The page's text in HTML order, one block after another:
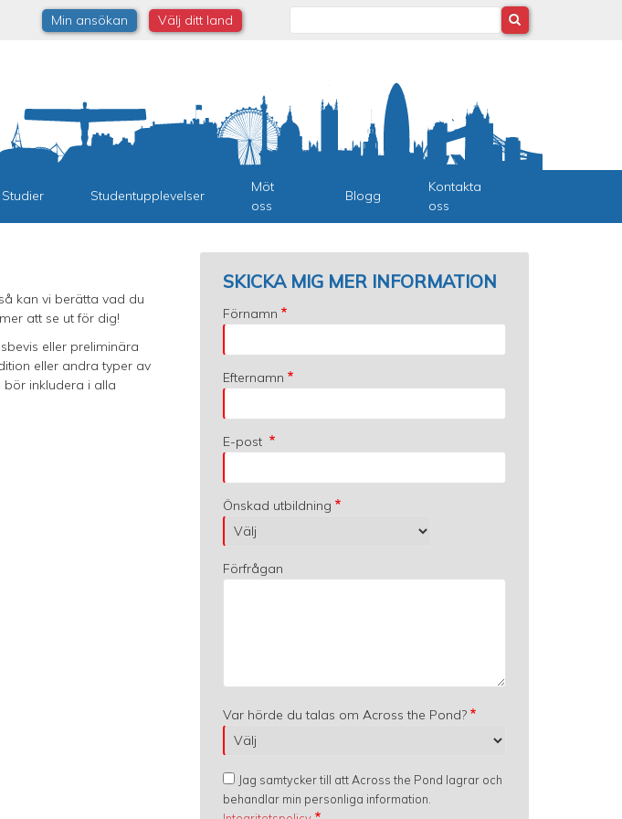
Min ansökan Välj ditt land
Studier Studentupplevelser
Möt
oss
Blogg
Kontakta
oss
kan vi berätta vad du
att se ut för dig!
eller preliminära
eller andra typer av
inkludera i alla
SKICKA MIG MER INFORMATION
Förnamn
Efternamn
E-post
Önskad utbildning
Förfrågan
Var hörde du talas om Across the Pond?
Jag samtycker till att Across the Pond lagrar och
behandlar min personliga information.